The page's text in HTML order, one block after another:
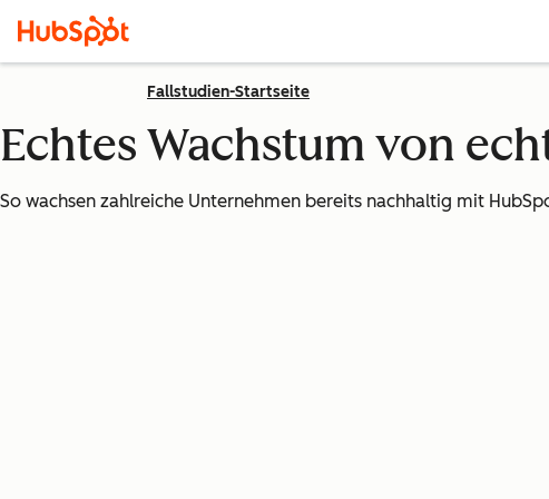
Fallstudien-Startseite
Echtes Wachstum von
So wachsen zahlreiche Unternehmen bereits nachhaltig mit